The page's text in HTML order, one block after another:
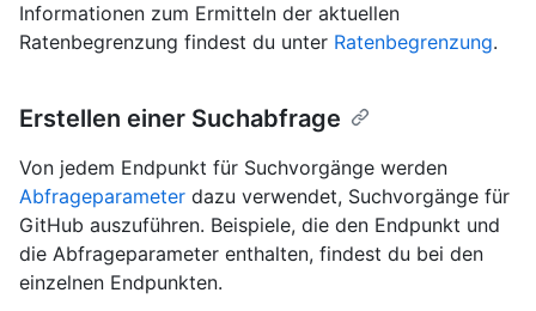
Informationen zum Ermitteln der aktuellen
Ratenbegrenzung findest du unter Ratenbegrenzung.
Erstellen einer Suchabfrage
Von jedem Endpunkt für Suchvorgänge werden
Abfrageparameter dazu verwendet, Suchvorgänge für
GitHub auszuführen. Beispiele, die den Endpunkt und
die Abfrageparameter enthalten, findest du bei den
einzelnen Endpunkten.